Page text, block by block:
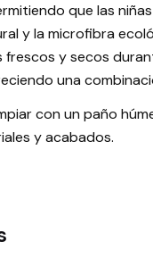
que las
y la microfibra
frescos y secos
una
con un paño
y acabados.